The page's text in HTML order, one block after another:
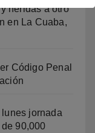
heridas a otro
en La Cuaba,
Código Penal
jornada
90,000